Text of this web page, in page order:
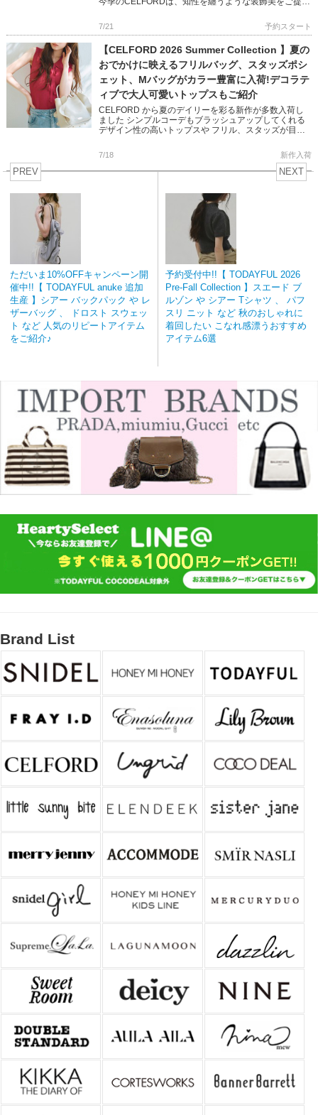
7/21 予約スタート
【CELFORD 2026 Summer Collection 】夏の
おでかけに映えるフリルバッグ、スタッズポシ
ェット、Mバッグがカラー豊富に入荷!デコラテ
ィブで大人可愛いトップスもご紹介
CELFORD から夏のデイリーを彩る新作が多数入荷し
ました シンプルコーデもブラッシュアップしてくれる
デザイン性の高いトップスや フリル、スタッズが目を
7/18 新作入荷
PREV
ただいま10%OFFキャンペーン開
催中!!【 TODAYFUL anuke 追加
生産 】シアー バックパック や レ
ザーバッグ 、 ドロスト スウェッ
ト など 人気のリピートアイテム
をご紹介♪
NEXT
予約受付中!!【 TODAYFUL 2026
Pre-Fall Collection 】スエード ブ
ルゾン や シアー Tシャツ 、 パフ
スリ ニット など 秋のおしゃれに
着回したい こなれ感漂うおすすめ
アイテム6選
Brand List